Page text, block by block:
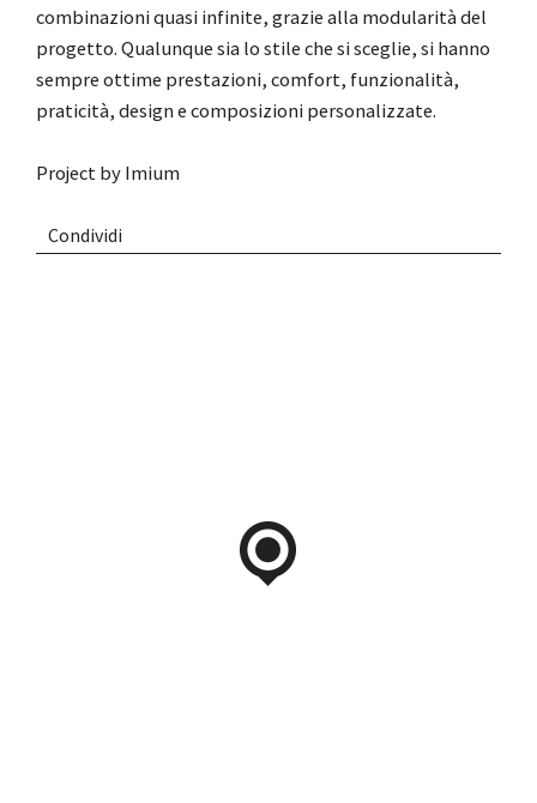
combinazioni quasi infinite, grazie alla modularità del
progetto. Qualunque sia lo stile che si sceglie, si hanno
sempre ottime prestazioni, comfort, funzionalità,
praticità, design e composizioni personalizzate.
Project by Imium
Condividi